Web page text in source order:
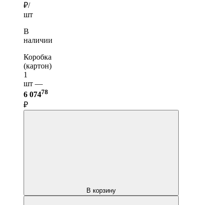
₽/
шт
В
наличии
Коробка
(картон)
1
шт —
6 07478
₽
В корзину